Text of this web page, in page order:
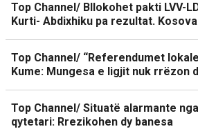
Top Channel/ Bllokohet pakti LVV-
Kurti- Abdixhiku pa rezultat.
Top Channel/ “Referendumet
Kume: Mungesa e ligjit nuk rrëzon
Top Channel/ Situatë alarmante
qytetari: Rrezikohen dy banesa